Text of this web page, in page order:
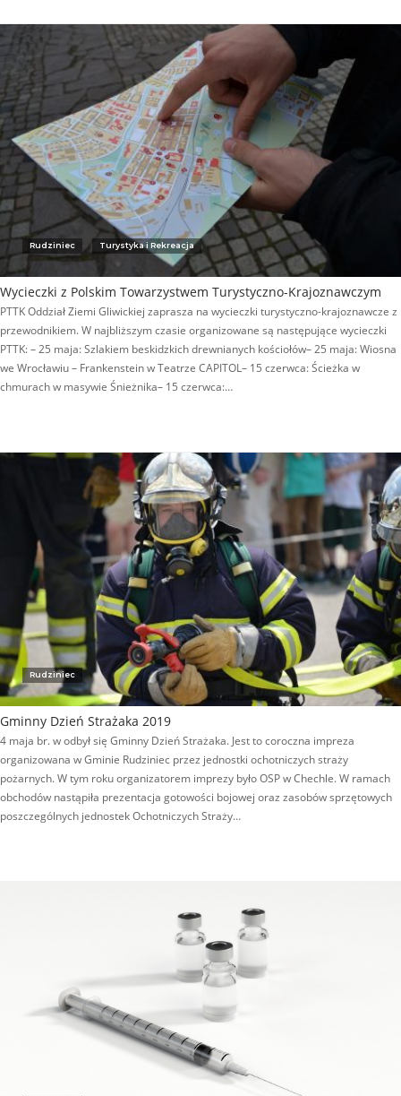
Rudziniec Turystyka i Rekreacja
Wycieczki z Polskim Towarzystwem Turystyczno-Krajoznawczym
PTTK Oddział Ziemi Gliwickiej zaprasza na wycieczki turystyczno-krajoznawcze z
przewodnikiem. W najbliższym czasie organizowane są następujące wycieczki
PTTK: – 25 maja: Szlakiem beskidzkich drewnianych kościołów– 25 maja: Wiosna
we Wrocławiu – Frankenstein w Teatrze CAPITOL– 15 czerwca: Ścieżka w
chmurach w masywie Śnieżnika– 15 czerwca:…
Rudziniec
Gminny Dzień Strażaka 2019
4 maja br. w odbył się Gminny Dzień Strażaka. Jest to coroczna impreza
organizowana w Gminie Rudziniec przez jednostki ochotniczych straży
pożarnych. W tym roku organizatorem imprezy było OSP w Chechle. W ramach
obchodów nastąpiła prezentacja gotowości bojowej oraz zasobów sprzętowych
poszczególnych jednostek Ochotniczych Straży…